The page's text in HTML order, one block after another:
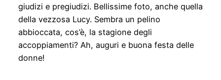
giudizi e pregiudizi. Bellissime foto, anche quella
della vezzosa Lucy. Sembra un pelino
abbioccata, cos’è, la stagione degli
accoppiamenti? Ah, auguri e buona festa delle
donne!